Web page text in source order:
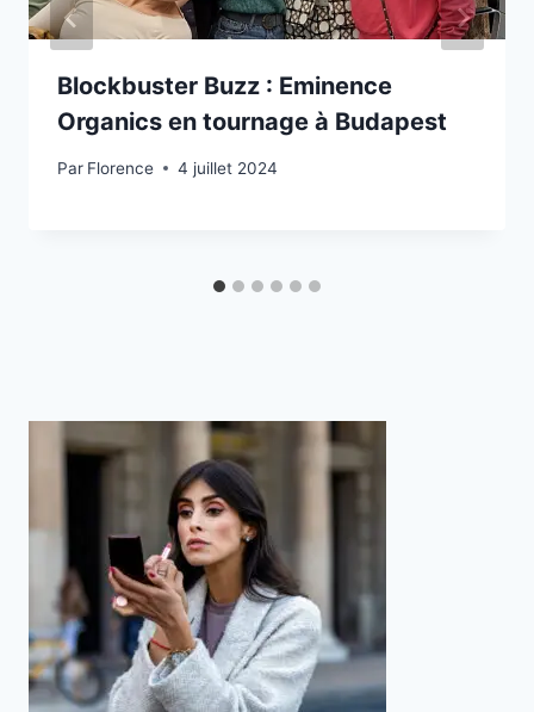
Blockbuster Buzz : Eminence
Organics en tournage à Budapest
Par Florence 4 juillet 2024